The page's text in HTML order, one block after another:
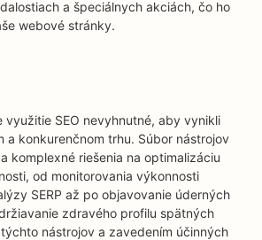
a špeciálnych akciách, čo ho
webové stránky.
využitie SEO nevyhnutné, aby vynikli
a konkurenčnom trhu. Súbor nástrojov
komplexné riešenia na optimalizáciu
od monitorovania výkonnosti
SERP až po objavovanie úderných
zdravého profilu spätných
nástrojov a zavedením účinných